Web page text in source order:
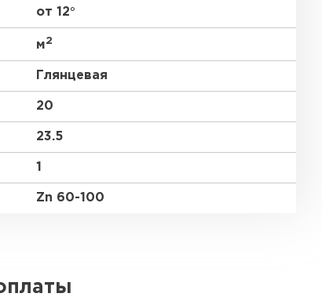
от 12°
м2
Глянцевая
20
23.5
1
Zn 60-100